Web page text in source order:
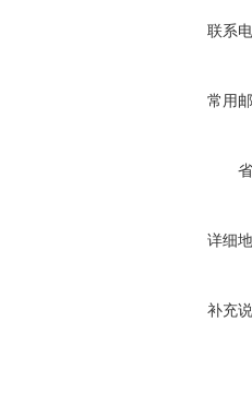
联系
常用
详细
补充